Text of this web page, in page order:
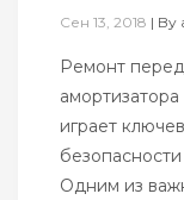
Сен 13, 2018 | By
Ремонт
играет
Одним из